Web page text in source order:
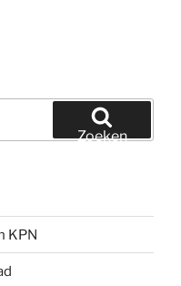
Zoeken
KPN